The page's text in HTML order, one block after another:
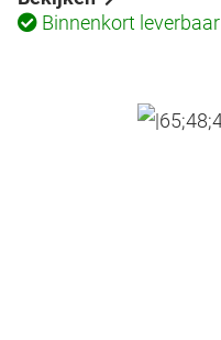
Binnenkort leverbaar